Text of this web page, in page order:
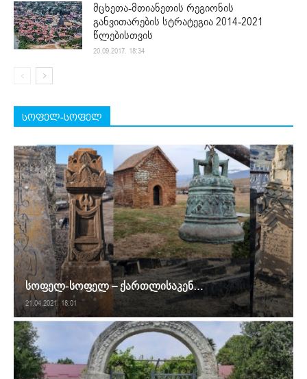
მცხეთა-მთიანეთის რეგიონის
განვითარების სტრატეგია 2014-2021
წლებისთვის
20.09.2017. 18:34
სოფელ-სოფელ
სოფელ-სოფელ – ქართლისაკენ…
21.04.2021. 18:01